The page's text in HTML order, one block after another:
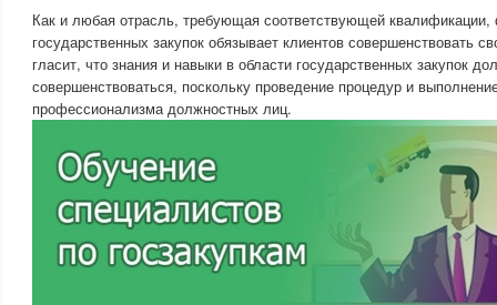
Как и любая отрасль, требующая соответствующей
государственных закупок обязывает клиентов совершенствовать
гласит, что знания и навыки в области государственных закупок
совершенствоваться, поскольку проведение процедур и
профессионализма должностных лиц.